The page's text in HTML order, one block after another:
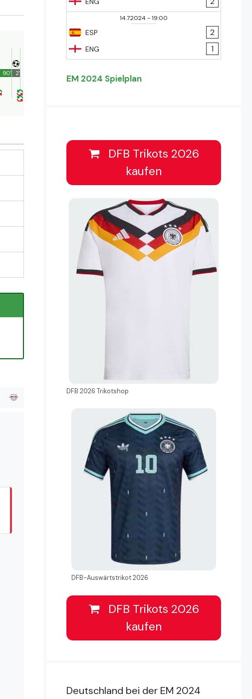
90' 2'
14.7.2024-19:00
ESP
ENG
2
1
EM 2024 Spielplan
DFB Trikots 2026
kaufen
DFB 2026 Trikotshop
DFB-Auswärtstrikot 2026
DFB Trikots 2026
kaufen
Deutschland bei der EM 2024